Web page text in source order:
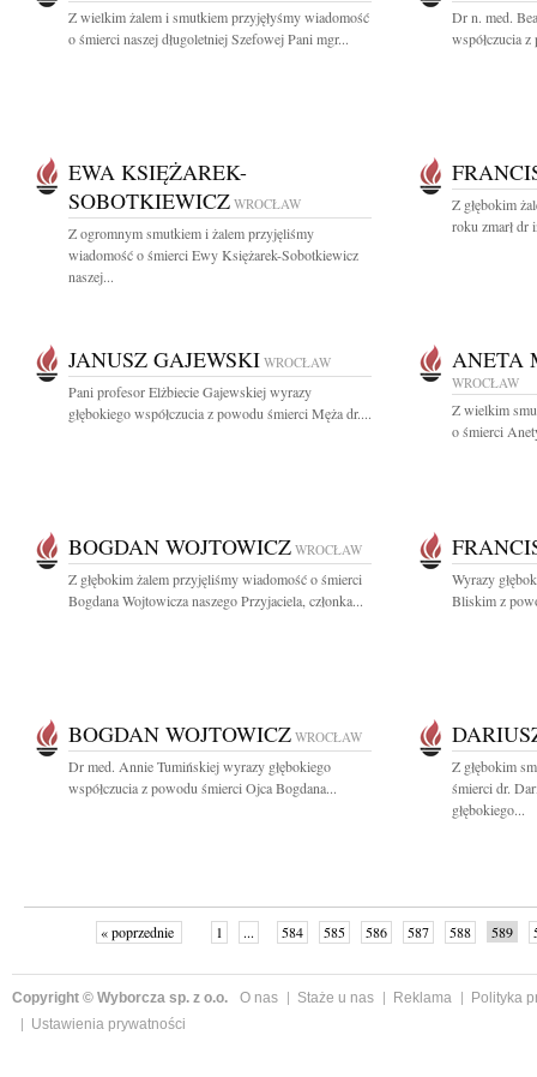
Z wielkim żalem i smutkiem przyjęłyśmy wiadomość
o śmierci naszej długoletniej Szefowej Pani mgr...
Dr n. med.
współczucia
EWA KSIĘŻAREK-
SOBOTKIEWICZ WROCŁAW
Z ogromnym smutkiem i żalem przyjęliśmy
wiadomość o śmierci Ewy Księżarek-Sobotkiewicz
naszej...
Z głębokim
roku zmarł dr
JANUSZ GAJEWSKI WROCŁAW
Pani profesor Elżbiecie Gajewskiej wyrazy
głębokiego współczucia z powodu śmierci Męża dr....
ANETA
WROCŁAW
Z wielkim
o śmierci
BOGDAN WOJTOWICZ WROCŁAW
Z głębokim żalem przyjęliśmy wiadomość o śmierci
Bogdana Wojtowicza naszego Przyjaciela, członka...
Wyrazy
Bliskim z
BOGDAN WOJTOWICZ WROCŁAW
Dr med. Annie Tumińskiej wyrazy głębokiego
współczucia z powodu śmierci Ojca Bogdana...
Z głębokim
śmierci dr.
głębokiego...
« poprzednie 1 ... 584 585 586 587 588 589
Copyright © Wyborcza sp. z o.o. O nas Staże u nas Reklama
Polityka
Ustawienia prywatności